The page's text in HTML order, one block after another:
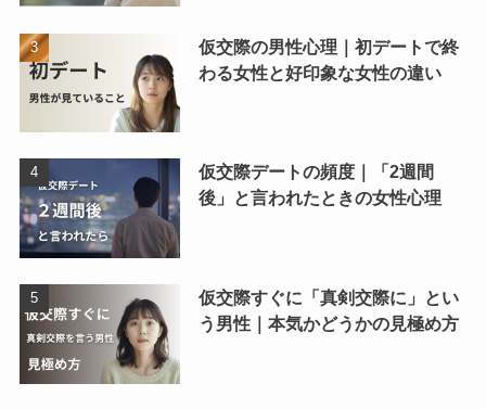
仮交際の男性心理｜初デートで終
わる女性と好印象な女性の違い
仮交際デートの頻度｜「2週間
後」と言われたときの女性心理
仮交際すぐに「真剣交際に」とい
う男性｜本気かどうかの見極め方